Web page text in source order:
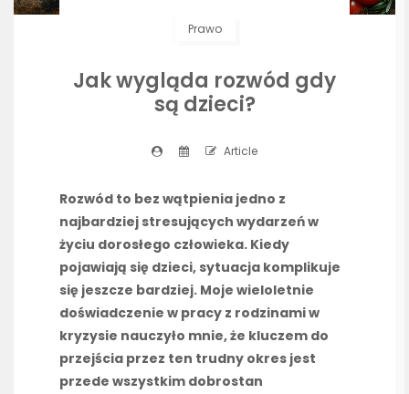
Prawo
Jak wygląda rozwód gdy
są dzieci?
Article
Rozwód to bez wątpienia jedno z
najbardziej stresujących wydarzeń w
życiu dorosłego człowieka. Kiedy
pojawiają się dzieci, sytuacja komplikuje
się jeszcze bardziej. Moje wieloletnie
doświadczenie w pracy z rodzinami w
kryzysie nauczyło mnie, że kluczem do
przejścia przez ten trudny okres jest
przede wszystkim dobrostan